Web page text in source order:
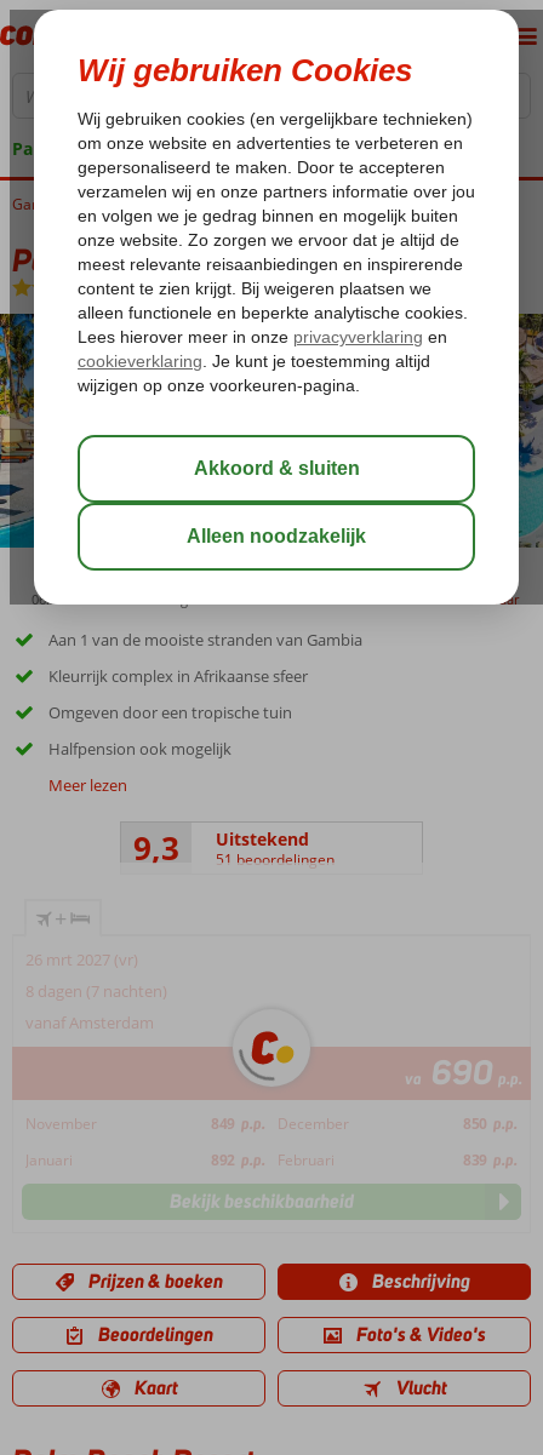
Pakketgarantie
Home
Gambia West Gambia Kotu Palm Beach Resort
Palm Beach Resort
Logies en ontbijt-Hotel
06:15 bewaar
Aan 1 van de mooiste stranden van Gambia
Kleurrijk complex in Afrikaanse sfeer
Omgeven door een tropische tuin
Halfpension ook mogelijk
Meer lezen
9,3 Uitstekend
51 beoordelingen
+
26 mrt 2027 (vr)
8 dagen (7 nachten)
vanaf Amsterdam
va 690 p.p.
November 849 p.p. December 850 p.p.
Januari
892 p.p. Februari 839 p.p.
Bekijk beschikbaarheid
Prijzen & boeken Beschrijving
Beoordelingen Foto's & Video's
Kaart Vlucht